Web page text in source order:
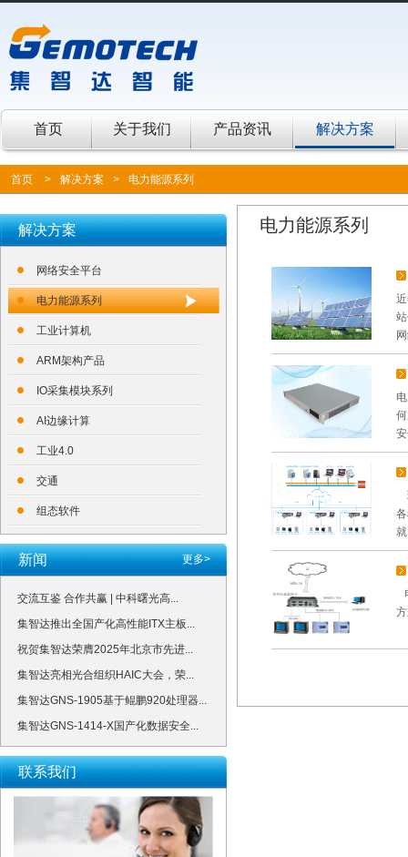
首页 关于我们 产品资讯 解决方案
首页 > 解决方案 > 电力能源系列
解决方案
网络安全平台
电力能源系列
工业计算机
ARM架构产品
IO采集模块系列
AI边缘计算
工业4.0
交通
组态软件
更多>
新闻
交流互鉴 合作共赢 | 中科曙光高...
集智达推出全国产化高性能ITX主板...
祝贺集智达荣膺2025年北京市先进...
集智达亮相光合组织HAIC大会，荣...
集智达GNS-1905基于鲲鹏920处理器...
集智达GNS-1414-X国产化数据安全...
联系我们
电力能源系列